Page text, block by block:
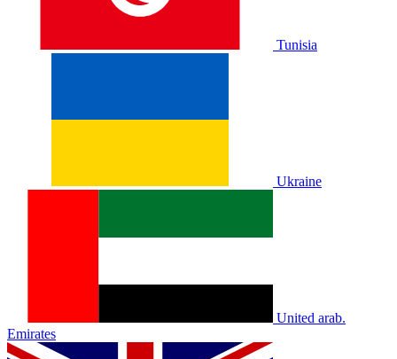
Tunisia
Ukraine
United arab.
Emirates